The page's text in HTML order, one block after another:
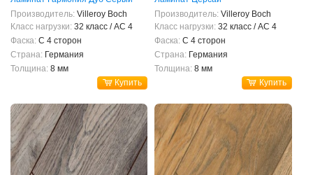
Производитель: Villeroy Boch
Класс нагрузки: 32 класс / AC 4
Фаска: С 4 сторон
Страна: Германия
Толщина: 8 мм
Купить
Производитель: Villeroy Boch
Класс нагрузки: 32 класс / AC 4
Фаска: С 4 сторон
Страна: Германия
Толщина: 8 мм
Купить